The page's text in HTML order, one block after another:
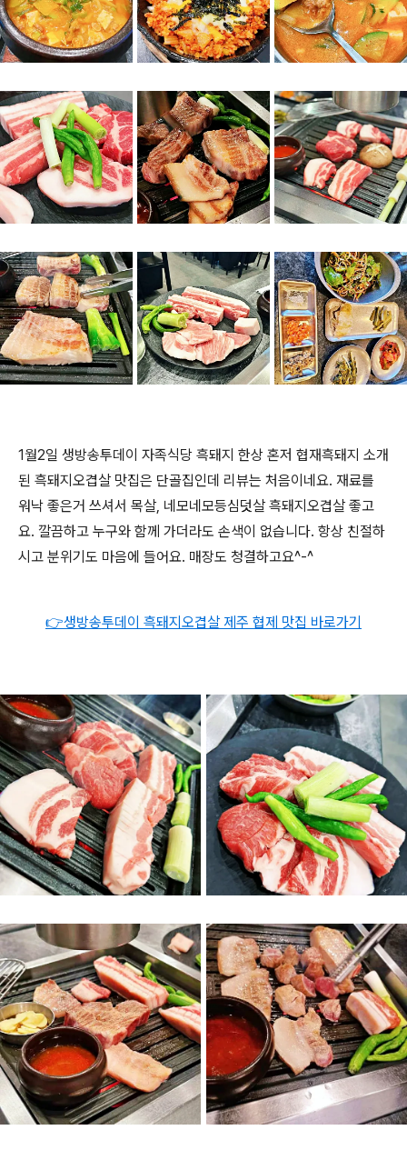
1월2일 생방송투데이 자족식당 흑돼지 한상 혼저 협재흑돼지 소개
된 흑돼지오겹살 맛집은 단골집인데 리뷰는 처음이네요. 재료를
워낙 좋은거 쓰셔서 목살, 네모네모등심덧살 흑돼지오겹살 좋고
요. 깔끔하고 누구와 함께 가더라도 손색이 없습니다. 항상 친절하
시고 분위기도 마음에 들어요. 매장도 청결하고요^-^
👉생방송투데이 흑돼지오겹살 제주 협제 맛집 바로가기